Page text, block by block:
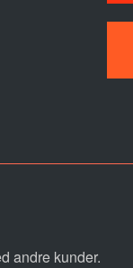
andre kunder.